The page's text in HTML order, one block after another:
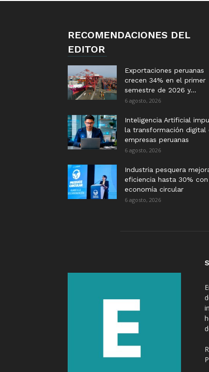
RECOMENDACIONES DEL
EDITOR
Exportaciones peruanas
crecen 34% en el primer
semestre de 2026 y...
6 agosto, 2026
Inteligencia Artificial
la transformación digital
empresas peruanas
6 agosto, 2026
Industria pesquera
eficiencia hasta 30% con
economía circular
6 agosto, 2026